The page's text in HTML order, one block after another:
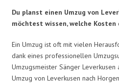
Du planst einen Umzug von
möchtest wissen, welche Kosten
Ein Umzug ist oft mit vielen
dank eines professionellen
Umzugsmeister Sänger Leverkusen
Umzug von Leverkusen nach